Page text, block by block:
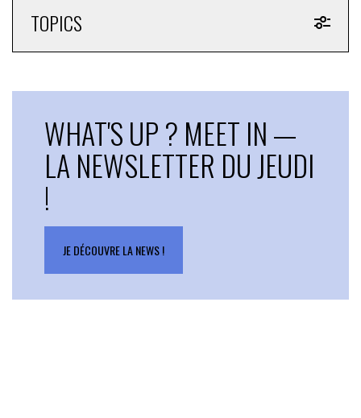
TOPICS
WHAT'S UP ? MEET IN —
LA NEWSLETTER DU JEUDI
!
JE DÉCOUVRE LA NEWS !